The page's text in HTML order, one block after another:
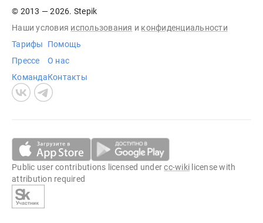
© 2013 — 2026. Stepik
Наши условия использования и конфиденциальности
Тарифы
Прессе
Команда
Помощь
О нас
Контакты
Public user contributions licensed undercc-wiki license with
attribution required